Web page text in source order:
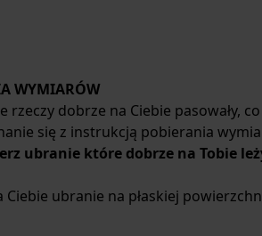
WYMIARÓW
rzeczy dobrze na Ciebie pasowały,
się z instrukcją pobierania
ubranie które dobrze na Tobie
Ciebie ubranie na płaskiej